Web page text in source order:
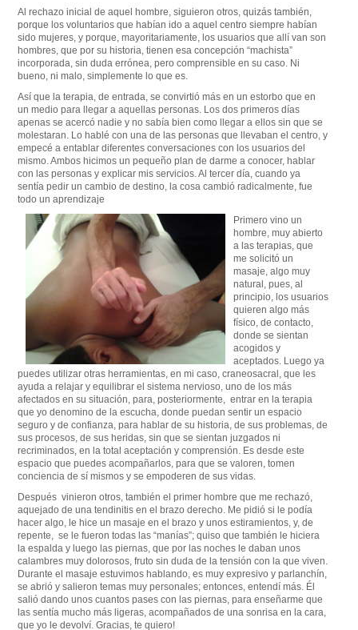
Al rechazo inicial de aquel hombre, siguieron otros, quizás también,
porque los voluntarios que habían ido a aquel centro siempre habían
sido mujeres, y porque, mayoritariamente, los usuarios que allí van son
hombres, que por su historia, tienen esa concepción “machista”
incorporada, sin duda errónea, pero comprensible en su caso. Ni
bueno, ni malo, simplemente lo que es.
Así que la terapia, de entrada, se convirtió más en un estorbo que en
un medio para llegar a aquellas personas. Los dos primeros días
apenas se acercó nadie y no sabía bien como llegar a ellos sin que se
molestaran. Lo hablé con una de las personas que llevaban el centro, y
empecé a entablar diferentes conversaciones con los usuarios del
mismo. Ambos hicimos un pequeño plan de darme a conocer, hablar
con las personas y explicar mis servicios. Al tercer día, cuando ya
sentía pedir un cambio de destino, la cosa cambió radicalmente, fue
todo un aprendizaje
Primero vino un
hombre, muy abierto
a las terapias, que
me solicitó un
masaje, algo muy
natural, pues, al
principio, los usuarios
quieren algo más
físico, de contacto,
donde se sientan
acogidos y
aceptados. Luego ya
puedes utilizar otras herramientas, en mi caso, craneosacral, que les
ayuda a relajar y equilibrar el sistema nervioso, uno de los más
afectados en su situación, para, posteriormente, entrar en la terapia
que yo denomino de la escucha, donde puedan sentir un espacio
seguro y de confianza, para hablar de su historia, de sus problemas, de
sus procesos, de sus heridas, sin que se sientan juzgados ni
recriminados, en la total aceptación y comprensión. Es desde este
espacio que puedes acompañarlos, para que se valoren, tomen
conciencia de sí mismos y se empoderen de sus vidas.
Después vinieron otros, también el primer hombre que me rechazó,
aquejado de una tendinitis en el brazo derecho. Me pidió si le podía
hacer algo, le hice un masaje en el brazo y unos estiramientos, y, de
repente, se le fueron todas las “manías”; quiso que también le hiciera
la espalda y luego las piernas, que por las noches le daban unos
calambres muy dolorosos, fruto sin duda de la tensión con la que viven.
Durante el masaje estuvimos hablando, es muy expresivo y parlanchín,
se abrió y salieron temas muy personales; entonces, entendí más. Él
salió dando unos cuantos pases con las piernas, para enseñarme que
las sentía mucho más ligeras, acompañados de una sonrisa en la cara,
que yo le devolví. Gracias, te quiero!